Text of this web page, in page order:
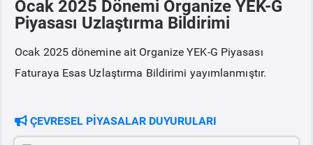
YEK-G Nedir?
Ocak 2025 Dönemi Organize YEK-G
Piyasası Uzlaştırma Bildirimi
Ocak 2025 dönemine ait Organize YEK-G Piyasası
Faturaya Esas Uzlaştırma Bildirimi yayımlanmıştır.
ÇEVRESEL PİYASALAR DUYURULARI